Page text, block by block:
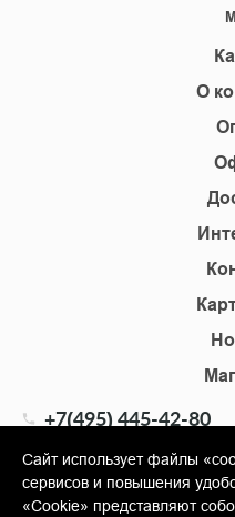
О
+7(495) 445-42-80
info@shopkm.ru
Сайт использует файлы
сервисов и повышения
«Cookie» представляют